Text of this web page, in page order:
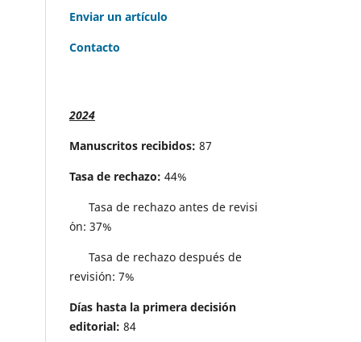
Enviar un artículo
Contacto
2024
Manuscritos recibidos: 87
Tasa de rechazo: 44%
Tasa de rechazo antes de revisi
´on: 37%
Tasa de rechazo después de
revisión: 7%
Días hasta la primera decisión
editorial: 84